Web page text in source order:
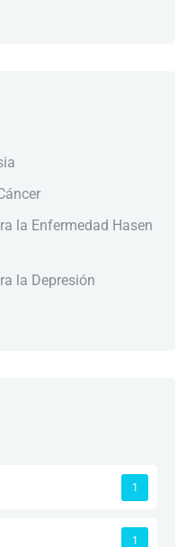
la Enfermedad Hasen
la Depresión
1
1